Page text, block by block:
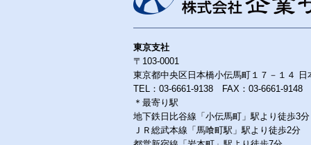
東京支社
〒103-0001
東京都中央区日本橋小伝馬町１７－１４
TEL：03-6661-9138 FAX：03-6661-9148
＊最寄り駅
地下鉄日比谷線「小伝馬町」駅より徒歩3分
ＪＲ総武本線「馬喰町駅」駅より徒歩2分